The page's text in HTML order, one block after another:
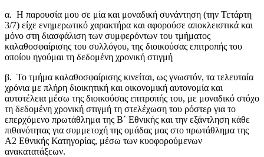
α. Η παρουσία μου σε μία και μοναδική συνάντηση (την Τετάρτη
3/7) είχε ενημερωτικό χαρακτήρα και αφορούσε αποκλειστικά και
μόνο στη διασφάλιση των συμφερόντων του τμήματος
καλαθοσφαίρισης του συλλόγου, της διοικούσας επιτροπής του
οποίου ηγούμαι τη δεδομένη χρονική στιγμή
β. Το τμήμα καλαθοσφαίρισης κινείται, ως γνωστόν, τα τελευταία
χρόνια με πλήρη διοικητική και οικονομική αυτονομία και
αυτοτέλεια μέσω της διοικούσας επιτροπής του, με μοναδικό στόχο
τη δεδομένη χρονική στιγμή τη στελέχωση του ρόστερ για το
επερχόμενο πρωτάθλημα της Β´ Εθνικής και την εξάντληση κάθε
πιθανότητας για συμμετοχή της ομάδας μας στο πρωτάθλημα της
Α2 Εθνικής Κατηγορίας, μέσω των κυοφορούμενων
ανακατατάξεων.